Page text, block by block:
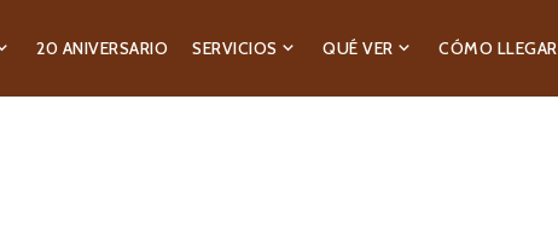
20 ANIVERSARIO SERVICIOS QUÉ VER CÓMO LLEGAR